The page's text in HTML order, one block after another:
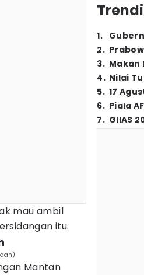
mau ambil
itu.
Mantan
1.
2.
3. Makan
4. Nilai
5. 17
6. Piala
7. GIIAS